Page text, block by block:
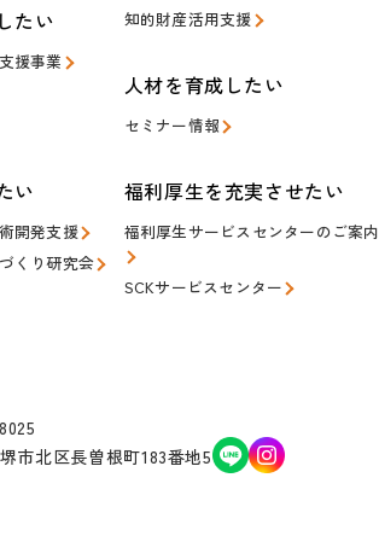
市北区長曽根町183番地5
たい
援事業
い
開発支援
くり研究会
知的財産活用支援
人材を育成したい
セミナー情報
福利厚生を充実させたい
福利厚生サービスセンターのご案内
SCKサービスセンター